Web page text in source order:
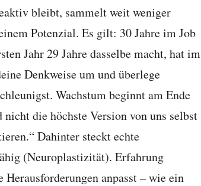
bleibt, sammelt weit weniger
Potenzial. Es gilt: 30 Jahre im Job
Jahr 29 Jahre dasselbe macht, hat im
Denkweise um und überlege
Wachstum beginnt am Ende
die höchste Version von uns selbst
Dahinter steckt echte
(Neuroplastizität). Erfahrung
anpasst – wie ein